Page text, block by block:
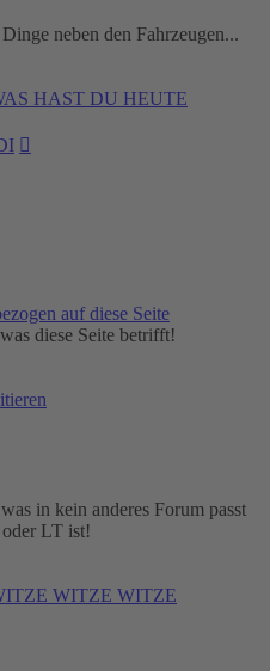
neben den Fahrzeugen...
HAST DU HEUTE
auf diese Seite
diese Seite betrifft!
in kein anderes Forum passt
LT ist!
WITZE WITZE